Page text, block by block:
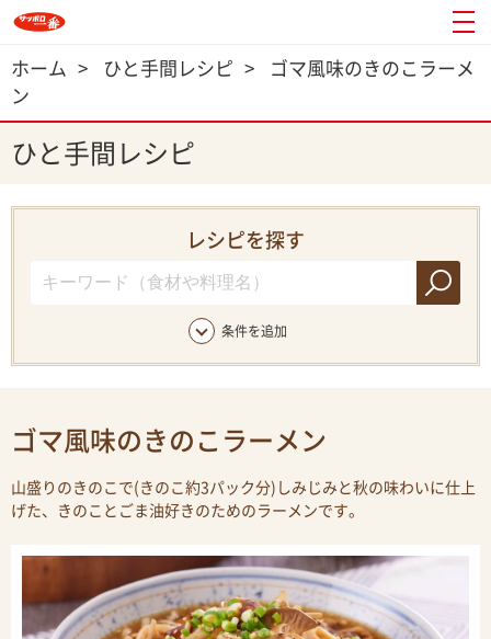
ホーム > ひと手間レシピ >
ゴマ風味のきのこラーメ
ン
ひと手間レシピ
レシピを探す
条件を追加
ゴマ風味のきのこラーメン
山盛りのきのこで(きのこ約3パック分)しみじみと秋の味わいに仕上
げた、きのことごま油好きのためのラーメンです。